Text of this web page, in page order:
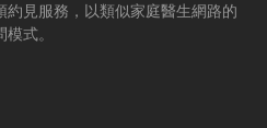
見服務，以類似家庭醫生網路的
式。